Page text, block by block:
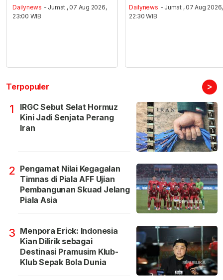
Dailynews - Jumat , 07 Aug 2026,
23:00 WIB
Dailynews - Jumat , 07 Aug 2026,
22:30 WIB
Terpopuler >
1
IRGC Sebut Selat Hormuz
Kini Jadi Senjata Perang
Iran
2 Pengamat Nilai Kegagalan
Timnas di Piala AFF Ujian
Pembangunan Skuad Jelang
Piala Asia
3 Menpora Erick: Indonesia
Kian Dilirik sebagai
Destinasi Pramusim Klub-
Klub Sepak Bola Dunia